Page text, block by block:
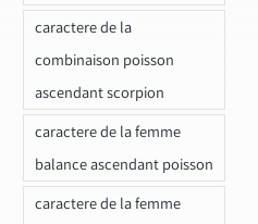
caractere de la
combinaison poisson
ascendant scorpion
caractere de la femme
balance ascendant poisson
caractere de la femme